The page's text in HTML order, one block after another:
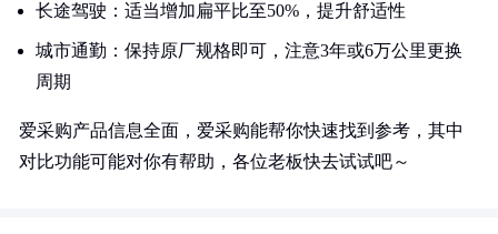
长途驾驶：适当增加扁平比至50%，提升舒适性
城市通勤：保持原厂规格即可，注意3年或6万公里更换
周期
爱采购产品信息全面，爱采购能帮你快速找到参考，其中
对比功能可能对你有帮助，各位老板快去试试吧～